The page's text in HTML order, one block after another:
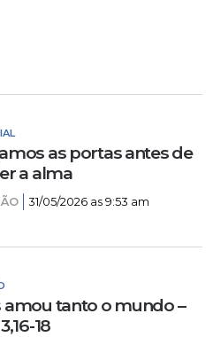
as portas antes de
a alma
31/05/2026 as 9:53 am
amou tanto o mundo –
18